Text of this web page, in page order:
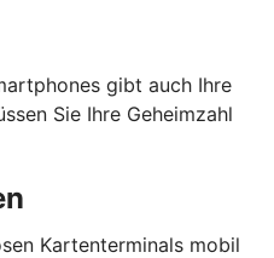
gibt auch Ihre
Sie Ihre Geheimzahl
Kartenterminals mobil